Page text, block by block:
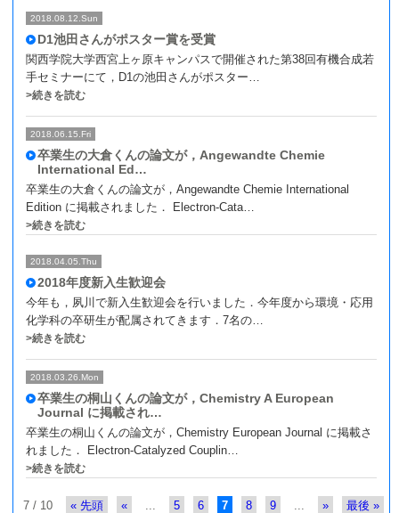
2018.08.12.Sun
D1池田さんがポスター賞を受賞
関西学院大学西宮上ヶ原キャンパスで開催された第38回有機合成若
手セミナーにて，D1の池田さんがポスター…
>続きを読む
2018.06.15.Fri
卒業生の大倉くんの論文が，Angewandte Chemie
International Ed…
卒業生の大倉くんの論文が，Angewandte Chemie International
Edition に掲載されました． Electron-Cata…
>続きを読む
2018.04.05.Thu
2018年度新入生歓迎会
今年も，夙川で新入生歓迎会を行いました．今年度から環境・応用
化学科の卒研生が配属されてきます．7名の…
>続きを読む
2018.03.26.Mon
卒業生の桐山くんの論文が，Chemistry A European
Journal に掲載され…
卒業生の桐山くんの論文が，Chemistry European Journal に掲載さ
れました． Electron-Catalyzed Couplin…
>続きを読む
7 / 10 « 先頭 « ... 5 6 7 8 9 ... » 最後 »